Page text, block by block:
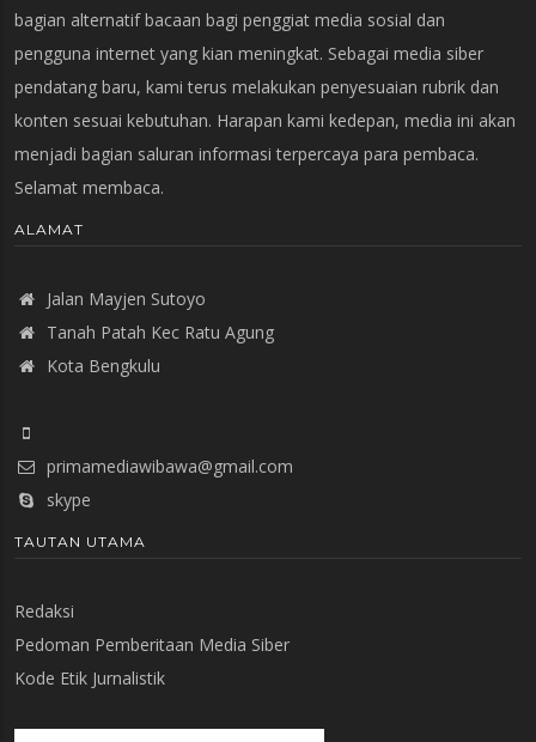
bagian alternatif bacaan bagi penggiat media sosial dan
pengguna internet yang kian meningkat. Sebagai media siber
pendatang baru, kami terus melakukan penyesuaian rubrik dan
konten sesuai kebutuhan. Harapan kami kedepan, media ini akan
menjadi bagian saluran informasi terpercaya para pembaca.
Selamat membaca.
ALAMAT
Jalan Mayjen Sutoyo
Tanah Patah Kec Ratu Agung
Kota Bengkulu
primamediawibawa@gmail.com
skype
TAUTAN UTAMA
Redaksi
Pedoman Pemberitaan Media Siber
Kode Etik Jurnalistik